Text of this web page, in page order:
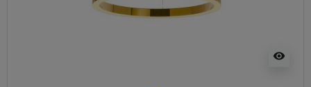
visibility